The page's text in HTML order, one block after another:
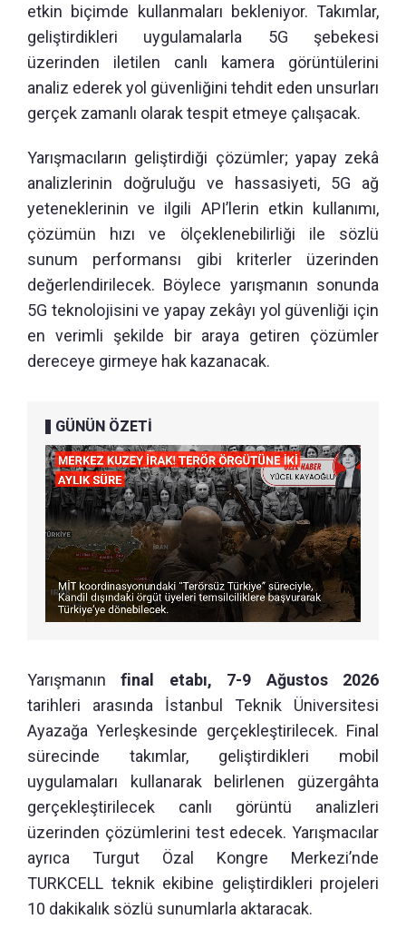
etkin biçimde kullanmaları bekleniyor. Takımlar,
geliştirdikleri uygulamalarla 5G şebekesi
üzerinden iletilen canlı kamera görüntülerini
analiz ederek yol güvenliğini tehdit eden unsurları
gerçek zamanlı olarak tespit etmeye çalışacak.
Yarışmacıların geliştirdiği çözümler; yapay zekâ
analizlerinin doğruluğu ve hassasiyeti, 5G ağ
yeteneklerinin ve ilgili API’lerin etkin kullanımı,
çözümün hızı ve ölçeklenebilirliği ile sözlü
sunum performansı gibi kriterler üzerinden
değerlendirilecek. Böylece yarışmanın sonunda
5G teknolojisini ve yapay zekâyı yol güvenliği için
en verimli şekilde bir araya getiren çözümler
dereceye girmeye hak kazanacak.
GÜNÜN ÖZETİ
Yarışmanınfinal etabı, 7-9 Ağustos 2026
tarihleri arasında İstanbul Teknik Üniversitesi
Ayazağa Yerleşkesinde gerçekleştirilecek. Final
sürecinde takımlar, geliştirdikleri mobil
uygulamaları kullanarak belirlenen güzergâhta
gerçekleştirilecek canlı görüntü analizleri
üzerinden çözümlerini test edecek. Yarışmacılar
ayrıca Turgut Özal Kongre Merkezi’nde
TURKCELL teknik ekibine geliştirdikleri projeleri
10 dakikalık sözlü sunumlarla aktaracak.